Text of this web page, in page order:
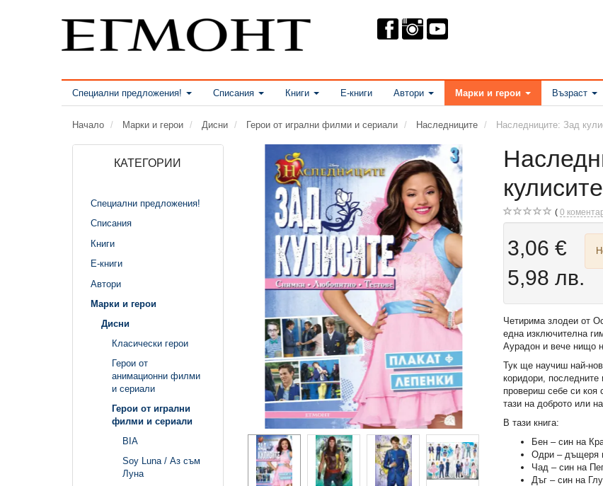
Специални предложения! Списания Книги Е-книги Автори Марки и герои Възраст
Начало Марки и герои Дисни Герои от игрални филми и сериали Наследниците Наследниците: Зад
КАТЕГОРИИ
Специални предложения!
Списания
Книги
Е-книги
Автори
Марки и герои
Дисни
Класически герои
Герои от
анимационни филми
и сериали
Герои от игрални
филми и сериали
BIA
Soy Luna / Аз съм
Луна
0
3,06 €
5,98 лв.
Четирима злодеи от
една изключителна
Аурадон и вече нищо
Тук ще научиш най-
коридори,
провериш себе си
тази на доброто или
В тази книга:
Бен – син на
Одри – дъщеря
Чад – син на
Дъг – син на